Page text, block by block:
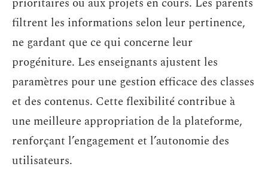
filtrent les informations selon leur pertinence,
ne gardant que ce qui concerne leur
progéniture. Les enseignants ajustent les
paramètres pour une gestion efficace des classes
et des contenus. Cette flexibilité contribue à
une meilleure appropriation de la plateforme,
renforçant l’engagement et l’autonomie des
utilisateurs.